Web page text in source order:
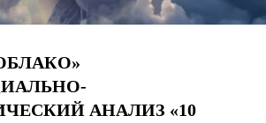
АНАЛИЗ «10